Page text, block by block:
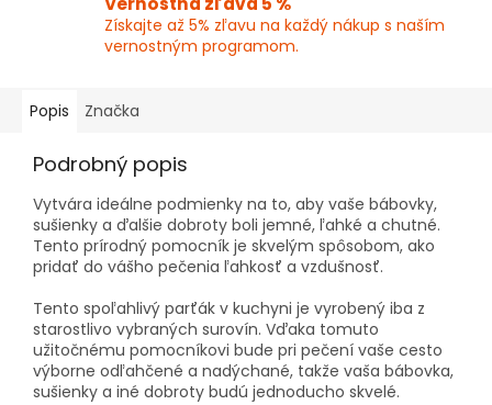
Získajte až 5% zľavu na každý nákup s naším
vernostným programom.
Popis Značka
Podrobný popis
Vytvára ideálne podmienky na to, aby vaše bábovky,
sušienky a ďalšie dobroty boli jemné, ľahké a chutné.
Tento prírodný pomocník je skvelým spôsobom, ako
pridať do vášho pečenia ľahkosť a vzdušnosť.
Tento spoľahlivý parťák v kuchyni je vyrobený iba z
starostlivo vybraných surovín. Vďaka tomuto
užitočnému pomocníkovi bude pri pečení vaše cesto
výborne odľahčené a nadýchané, takže vaša bábovka,
sušienky a iné dobroty budú jednoducho skvelé.